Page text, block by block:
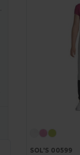
SOL'S 00599